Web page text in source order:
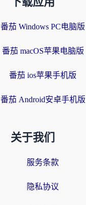
番茄 Windows PC电脑版
番茄 macOS苹果电脑版
番茄 ios苹果手机版
番茄 Android安卓手机版
关于我们
服务条款
隐私协议